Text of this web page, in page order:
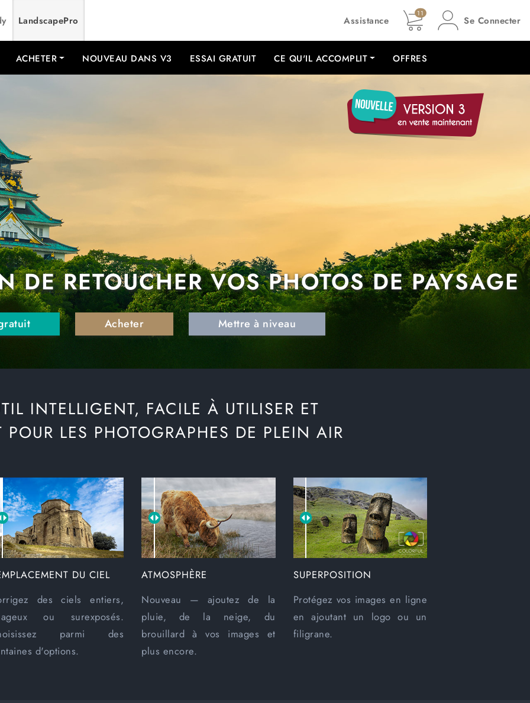
LandscapePro Assistance
11
Se Connecter
ACHETER NOUVEAU DANS V3 ESSAI GRATUIT CE QU'IL ACCOMPLIT OFFRES
DE RETOUCHER VOS PHOTOS DE PAYSAGE
Acheter Mettre à niveau
INTELLIGENT, FACILE À UTILISER ET
POUR LES PHOTOGRAPHES DE PLEIN AIR
DU CIEL
des ciels entiers,
ou surexposés.
parmi des
d'options.
ATMOSPHÈRE
Nouveau — ajoutez de la
pluie, de la neige, du
brouillard à vos images et
plus encore.
SUPERPOSITION
Protégez vos images en ligne
en ajoutant un logo ou un
filigrane.